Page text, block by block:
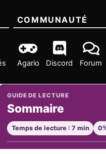
COMMUNAUTÉ
Agario Discord Forum
GUIDE DE LECTURE
Sommaire
Temps de lecture : 7 min